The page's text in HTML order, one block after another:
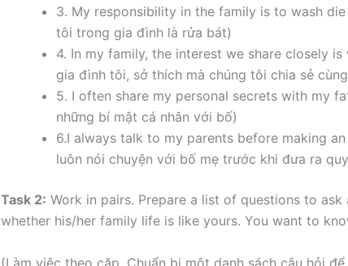
3. My responsibility in the family is to wash die
tôi trong gia đình là rửa bát)
4. In my family, the interest we share closely
gia đình tôi, sở thích mà chúng tôi chia sẻ
5. I often share my personal secrets with my
những bí mật cá nhân với bố)
6.I always talk to my parents before making
luôn nói chuyện với bố mẹ trước khi đưa ra
Task 2: Work in pairs. Prepare a list of questions to
whether his/her family life is like yours. You want to
(Làm việc theo cặp. Chuẩn bị một danh sách câu hỏi